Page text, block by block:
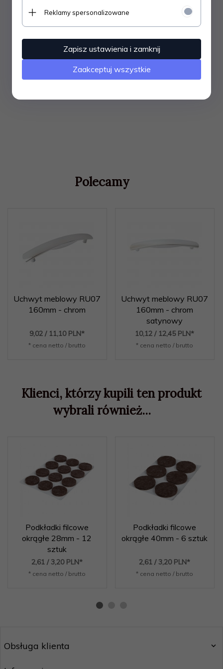
stosowanych w różnych pomieszczeniach.
Polecamy
Uchwyt meblowy RU07
160mm - chrom
9,02 / 11,10 PLN*
* cena netto / brutto
Uchwyt meblowy RU07
160mm - chrom
satynowy
10,12 / 12,45 PLN*
* cena netto / brutto
Klienci, którzy kupili ten produkt
wybrali również...
Podkładki filcowe
okrągłe 28mm - 12
sztuk
2,61 / 3,20 PLN*
* cena netto / brutto
Podkładki filcowe
okrągłe 40mm - 6 sztuk
2,61 / 3,20 PLN*
* cena netto / brutto
Obsługa klienta
Reklamy spersonalizowane
Zapisz ustawienia i zamknij
Zaakceptuj wszystkie